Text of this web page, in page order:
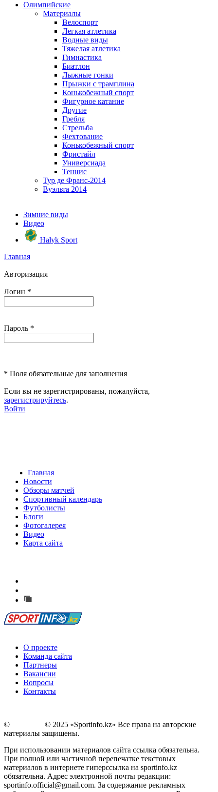
Олимпийские
Материалы
Велоспорт
Легкая атлетика
Водные виды
Тяжелая атлетика
Гимнастика
Биатлон
Лыжные гонки
Прыжки с трамплина
Конькобежный спорт
Фигурное катание
Другие
Гребля
Стрельба
Фехтование
Конькобежный спорт
Фристайл
Универсиада
Теннис
Тур де Франс-2014
Вуэльта 2014
Зимние виды
Видео
Halyk Sport
Главная
Авторизация
Логин *
Пароль *
* Поля обязательные для заполнения
Если вы не зарегистрированы, пожалуйста,
зарегистрируйтесь.
Войти
Главная
Новости
Обзоры матчей
Спортивный календарь
Футболисты
Блоги
Фотогалерея
Видео
Карта сайта
О проекте
Команда сайта
Партнеры
Вакансии
Вопросы
Контакты
©
© 2025 «Sportinfo.kz» Все права на авторские
материалы защищены.
При использовании материалов сайта ссылка обязательна.
При полной или частичной перепечатке текстовых
материалов в интернете гиперссылка на sportinfo.kz
обязательна. Адрес электронной почты редакции:
sportinfo.official@gmail.com. За содержание рекламных